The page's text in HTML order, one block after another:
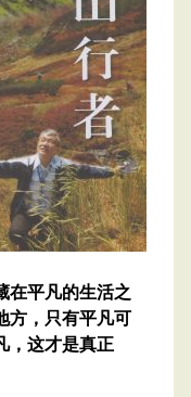
在平凡的生活之
方，只有平凡可
，这才是真正